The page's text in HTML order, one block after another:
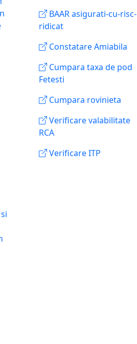
BAAR asigurati-cu-risc-
ridicat
Constatare Amiabila
Cumpara taxa de pod
Fetesti
Cumpara rovinieta
Verificare valabilitate
RCA
Verificare ITP